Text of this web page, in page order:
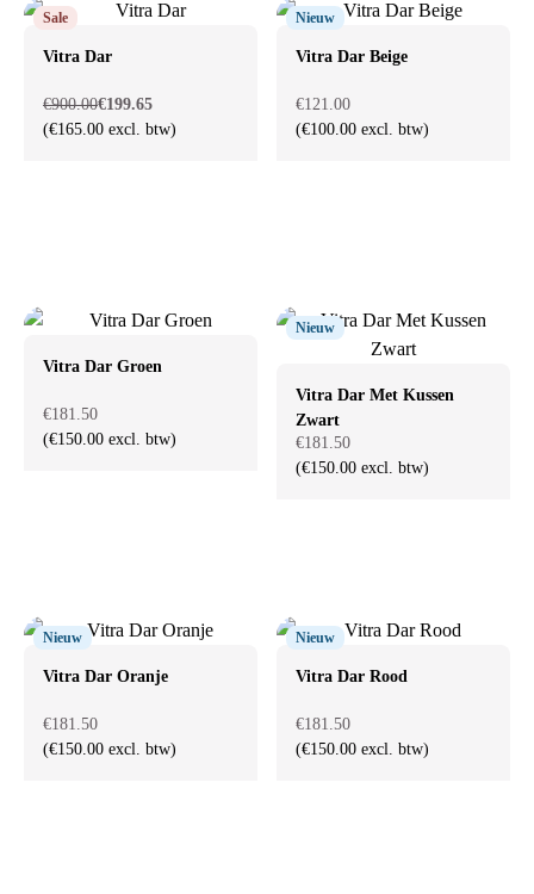
Sale
Vitra Dar
€900.00€199.65
(€165.00 excl. btw)
Nieuw
Vitra Dar Beige
€121.00
(€100.00 excl. btw)
Vitra Dar Groen
€181.50
(€150.00 excl. btw)
Nieuw
Vitra Dar Met Kussen
Zwart
€181.50
(€150.00 excl. btw)
Nieuw
Vitra Dar Oranje
€181.50
(€150.00 excl. btw)
Nieuw
Vitra Dar Rood
€181.50
(€150.00 excl. btw)